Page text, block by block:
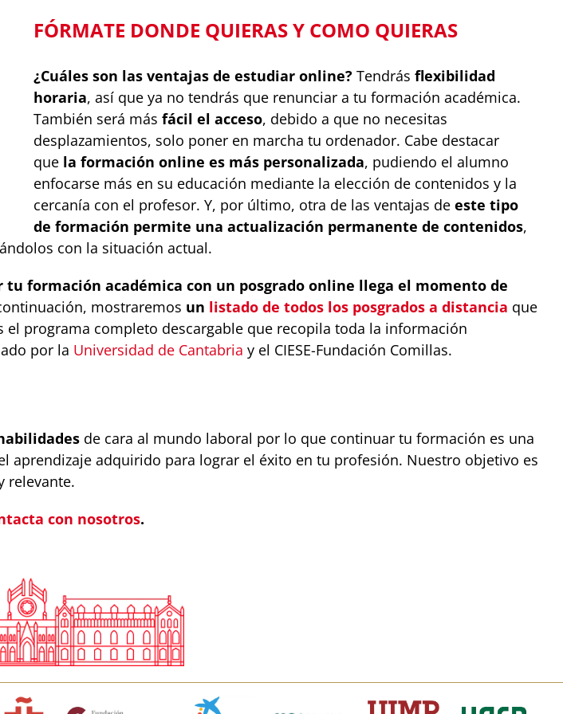
FÓRMATE DONDE QUIERAS Y COMO QUIERAS
¿Cuáles son las ventajas de estudiar online? Tendrásflexibilidad
horaria, así que ya no tendrás que renunciar a tu formación académica.
También será másfácil el acceso, debido a que no necesitas
desplazamientos, solo poner en marcha tu ordenador. Cabe destacar
que la formación online es más personalizada, pudiendo el alumno
enfocarse más en su educación mediante la elección de contenidos y la
cercanía con el profesor. Y, por último, otra de las ventajas deeste tipo
de formación permite una actualización permanente de contenidos,
con la situación actual.
formación académica con un posgrado online llega el momento de
mostraremos un listado de todos los posgrados a distancia que
programa completo descargable que recopila toda la información
por la Universidad de Cantabria y el CIESE-Fundación Comillas.
de cara al mundo laboral por lo que continuar tu formación es una
adquirido para lograr el éxito en tu profesión. Nuestro objetivo es
relevante.
con nosotros.